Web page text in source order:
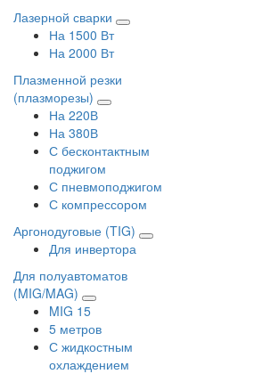
Лазерной сварки
На 1500 Вт
На 2000 Вт
Плазменной резки
(плазморезы)
На 220В
На 380В
С бесконтактным
поджигом
С пневмоподжигом
С компрессором
Аргонодуговые (TIG)
Для инвертора
Для полуавтоматов
(MIG/MAG)
MIG 15
5 метров
С жидкостным
охлаждением